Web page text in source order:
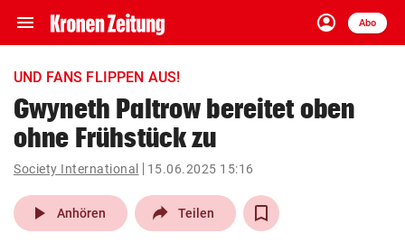
menu Navigation
ein-/ausklappen
account_circle
Anmelden
Abo
close Schließen
account_circle Anmelden
pin_drop
Wien arrow_right
UND FANS FLIPPEN AUS!
Gwyneth Paltrow bereitet oben
ohne Frühstück zu
Society International 15.06.2025 15:16
play_arrow Anhören Teilen